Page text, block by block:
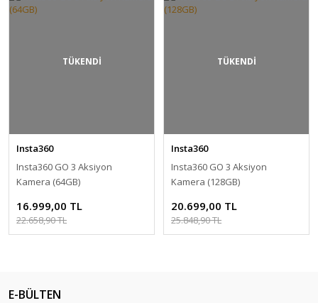
TÜKENDİ
Insta360
Insta360 GO 3 Aksiyon
Kamera (64GB)
16.999,00 TL
22.658,90 TL
TÜKENDİ
Insta360
Insta360 GO 3 Aksiyon
Kamera (128GB)
20.699,00 TL
25.848,90 TL
E-BÜLTEN